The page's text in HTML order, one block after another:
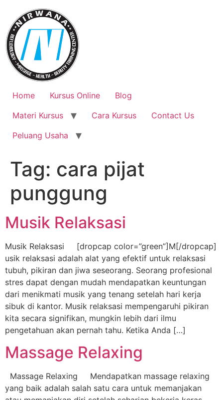
content
Home Kursus Online
Blog
Materi Kursus
Cara Kursus
Contact Us
Peluang Usaha
Tag: cara pijat
punggung
Musik Relaksasi
Musik Relaksasi [dropcap color=”green”]M[/dropcap]
usik relaksasi adalah alat yang efektif untuk relaksasi
tubuh, pikiran dan jiwa seseorang. Seorang profesional
stres dapat dengan mudah mendapatkan keuntungan
dari menikmati musik yang tenang setelah hari kerja
sibuk di kantor. Musik relaksasi mempengaruhi pikiran
kita secara signifikan, mungkin lebih dari ilmu
pengetahuan akan pernah tahu. Ketika Anda […]
Massage Relaxing
Massage Relaxing Mendapatkan massage relaxing
yang baik adalah salah satu cara untuk memanjakan